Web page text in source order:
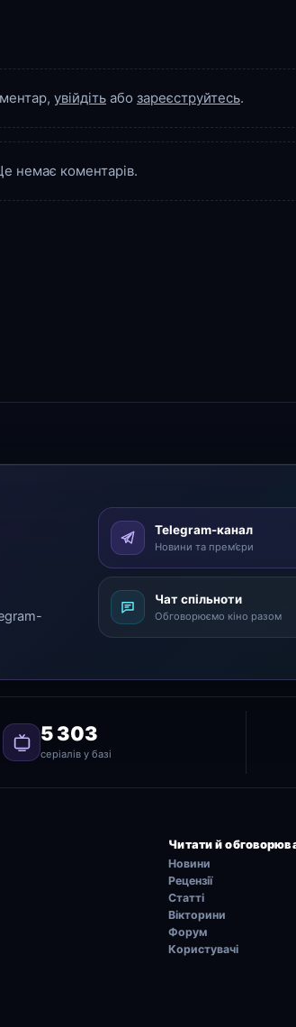
увійдіть або зареєструйтесь.
немає коментарів.
Telegram-канал
Новини та прем’єри
Чат спільноти
Обговорюємо кіно разом
5 303
серіалів у базі
Читати й
Новини
Рецензії
Статті
Вікторини
Форум
Користувачі